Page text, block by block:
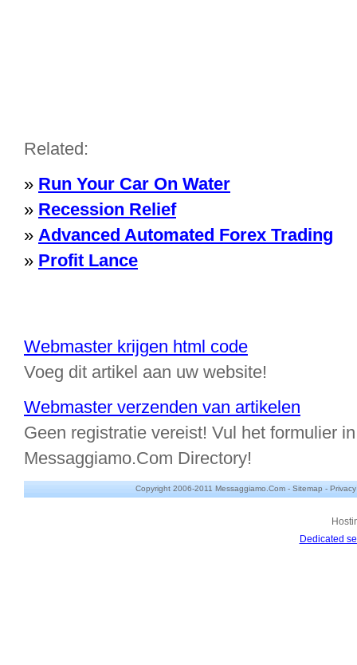
Related:
» Run Your Car On Water
» Recession Relief
» Advanced Automated Forex Trading
» Profit Lance
Webmaster krijgen html code
Voeg dit artikel aan uw website!
Webmaster verzenden van artikelen
Geen registratie vereist! Vul het formulier
Messaggiamo.Com Directory!
Copyright 2006-2011 Messaggiamo.Com - Sitemap - Privacy
Dedicated